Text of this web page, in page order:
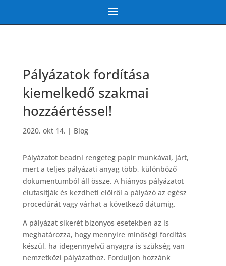
Pályázatok fordítása
kiemelkedő szakmai
hozzáértéssel!
2020. okt 14. | Blog
Pályázatot beadni rengeteg papír munkával, járt,
mert a teljes pályázati anyag több, különböző
dokumentumból áll össze. A hiányos pályázatot
elutasítják és kezdheti elölről a pályázó az egész
procedúrát vagy várhat a következő dátumig.
A pályázat sikerét bizonyos esetekben az is
meghatározza, hogy mennyire minőségi fordítás
készül, ha idegennyelvű anyagra is szükség van
nemzetközi pályázathoz. Forduljon hozzánk